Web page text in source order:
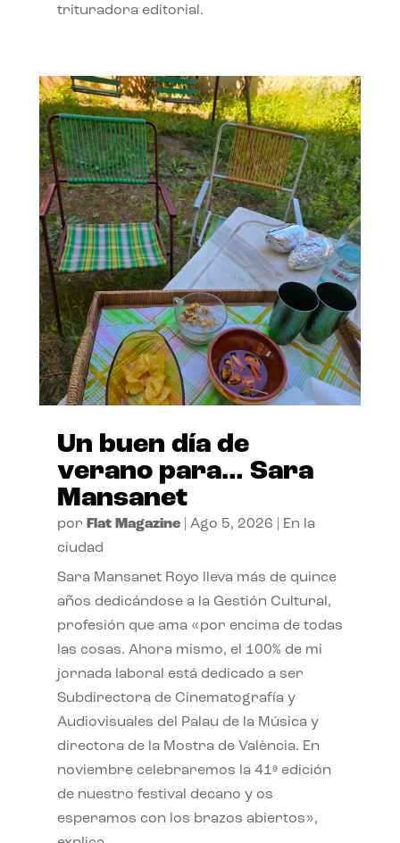
trituradora editorial.
Un buen día de
verano para… Sara
Mansanet
por Flat Magazine| Ago 5, 2026
En la
ciudad
Sara Mansanet Royo lleva más de quince
años dedicándose a la Gestión Cultural,
profesión que ama «por encima de todas
las cosas. Ahora mismo, el 100% de mi
jornada laboral está dedicado a ser
Subdirectora de Cinematografía y
Audiovisuales del Palau de la Música y
directora de la Mostra de València. En
noviembre celebraremos la 41ª edición
de nuestro festival decano y os
esperamos con los brazos abiertos»,